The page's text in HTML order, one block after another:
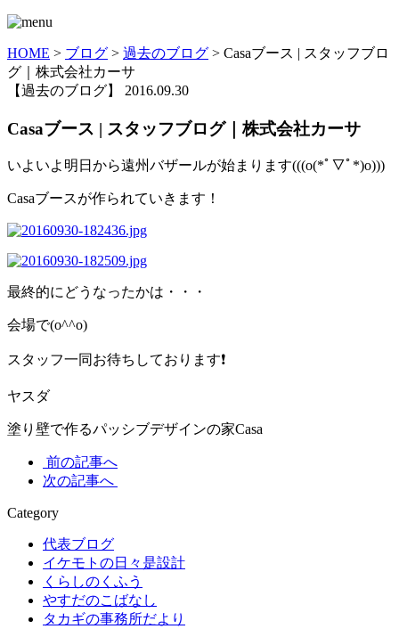
HOME > ブログ > 過去のブログ > Casaブース | スタッフブロ
グ｜株式会社カーサ
【過去のブログ】 2016.09.30
Casaブース | スタッフブログ｜株式会社カーサ
いよいよ明日から遠州バザールが始まります(((o(*ﾟ▽ﾟ*)o)))
Casaブースが作られていきます！
最終的にどうなったかは・・・
会場で(o^^o)
スタッフ一同お待ちしております❗️
ヤスダ
塗り壁で作るパッシブデザインの家Casa
前の記事へ
次の記事へ
Category
代表ブログ
イケモトの日々是設計
くらしのくふう
やすだのこばなし
タカギの事務所だより